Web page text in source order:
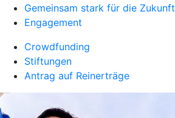
Gemeinsam stark für die Zukunft
Engagement
Crowdfunding
Stiftungen
Antrag auf Reinerträge